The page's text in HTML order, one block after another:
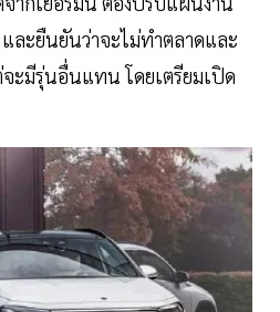
ละยืนยันว่าจะไม่ทำตลาดและ
ะมีรุ่นอื่นแทน โดยเตรียมเปิด